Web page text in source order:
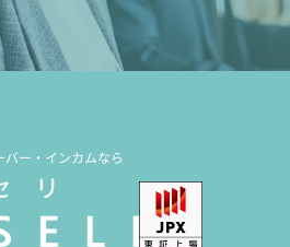
ー・インカムなら